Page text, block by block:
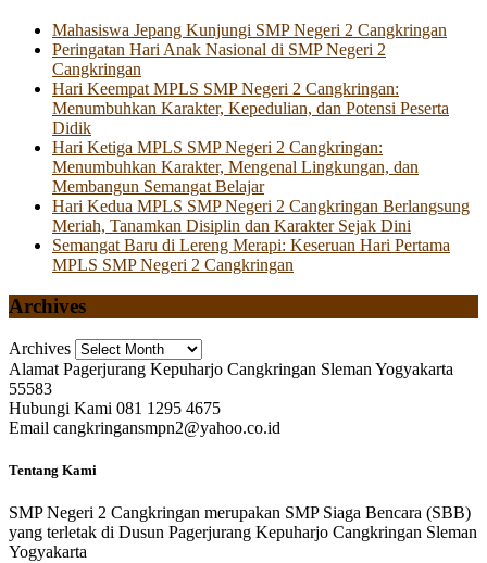
Mahasiswa Jepang Kunjungi SMP Negeri 2 Cangkringan
Peringatan Hari Anak Nasional di SMP Negeri 2
Cangkringan
Hari Keempat MPLS SMP Negeri 2 Cangkringan:
Menumbuhkan Karakter, Kepedulian, dan Potensi Peserta
Didik
Hari Ketiga MPLS SMP Negeri 2 Cangkringan:
Menumbuhkan Karakter, Mengenal Lingkungan, dan
Membangun Semangat Belajar
Hari Kedua MPLS SMP Negeri 2 Cangkringan Berlangsung
Meriah, Tanamkan Disiplin dan Karakter Sejak Dini
Semangat Baru di Lereng Merapi: Keseruan Hari Pertama
MPLS SMP Negeri 2 Cangkringan
Archives
Archives
Alamat Pagerjurang Kepuharjo Cangkringan Sleman Yogyakarta
55583
Hubungi Kami 081 1295 4675
Email cangkringansmpn2@yahoo.co.id
Tentang Kami
SMP Negeri 2 Cangkringan merupakan SMP Siaga Bencara (SBB)
yang terletak di Dusun Pagerjurang Kepuharjo Cangkringan Sleman
Yogyakarta